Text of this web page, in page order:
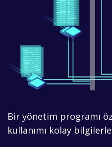
Bir yönetim programı
kullanımı kolay bilgilerle